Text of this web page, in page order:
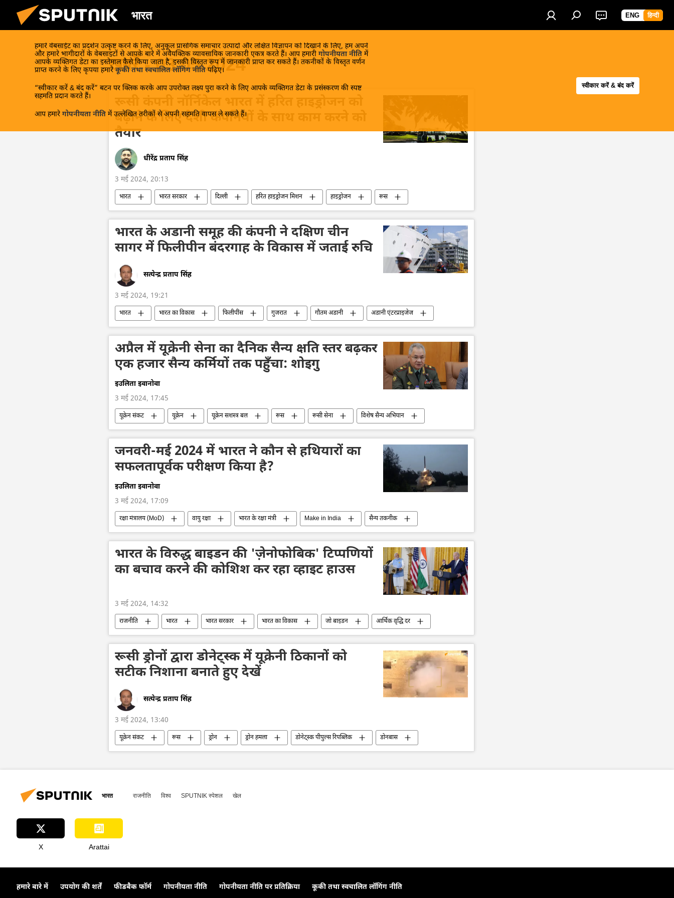
भारत ENG हिन्दी
हमारे वेबसाईट का प्रदर्शन उत्कृष्ट करने के लिए, अनुकूल प्रासंगिक समाचार उत्पादों और लक्षित विज्ञापन को दिखाने के लिए, हम अपने
और हमारे भागीदारों के वेबसाइटों से आपके बारे में अवैयक्तिक व्यावसायिक जानकारी एकत्र करते हैं। आप हमारी गोपनीयता नीति में
आपके व्यक्तिगत डेटा का इस्तेमाल कैसे किया जाता है, इसकी विस्तृत रूप में जानकारी प्राप्त कर सकते हैं। तकनीकों के विस्तृत वर्णन
प्राप्त करने के लिए कृपया हमारे कूकी तथा स्वचालित लॉगिंग नीति पढ़िए।
“स्वीकार करें & बंद करें” बटन पर क्लिक करके आप उपरोक्त लक्ष्य पुरा करने के लिए आपके व्यक्तिगत डेटा के प्रसंस्करण की स्पष्ट
सहमति प्रदान करते हैं।
आप हमारे गोपनीयता नीति में उल्लेखित तरीकों से अपनी सहमति वापस ले सकते हैं।
स्वीकार करें & बंद करें
खबरें - 03.05.2024
बढ़ाने के लिए देशी कंपनियों के साथ काम करने को
तैयार
धीरेंद्र प्रताप सिंह
3 मई 2024, 20:13
भारत भारत सरकार दिल्ली हरित हाइड्रोजन मिशन हाइड्रोजन
रूस
द्विपक्षीय रिश्ते
द्विपक्षीय व्यापार विज्ञान एवं प्रौद्योगिकी तकनीकी विकास भारत-रूस संबंध
भारत के अडानी समूह की कंपनी ने दक्षिण चीन
सागर में फिलीपीन बंदरगाह के विकास में जताई रुचि
सत्येन्द्र प्रताप सिंह
3 मई 2024, 19:21
भारत भारत का विकास फिलीपींस गुजरात गौतम अडानी
अडानी एंटरप्राइजेज
पर्यटन
समुद्री पर्यटन व्यापार गलियारा बिजली हवाई अड्डा
दक्षिण चीन सागर
व्यापार और अर्थव्यवस्था
अप्रैल में यूक्रेनी सेना का दैनिक सैन्य क्षति स्तर बढ़कर
एक हजार सैन्य कर्मियों तक पहुँचा: शोइगु
इउलिता इवानोवा
3 मई 2024, 17:45
यूक्रेन संकट यूक्रेन यूक्रेन सशस्त्र बल रूस रूसी सेना
विशेष सैन्य अभियान
राष्ट्रीय सुरक्षा
रक्षा मंत्रालय (MoD) सर्गेई शोइगू तकनीकी विकास
जनवरी-मई 2024 में भारत ने कौन से हथियारों का
सफलतापूर्वक परीक्षण किया है?
इउलिता इवानोवा
3 मई 2024, 17:09
रक्षा मंत्रालय (MoD) वायु रक्षा भारत के रक्षा मंत्री Make in India
सैन्य तकनीक
तकनीकी विकास
भारत का विकास भारत भारतीय वायुसेना
DRDO
राजनाथ सिंह
रक्षा उत्पादों का निर्यात Explainers
भारत के विरुद्ध बाइडन की 'ज़ेनोफोबिक' टिप्पणियों
का बचाव करने की कोशिश कर रहा व्हाइट हाउस
3 मई 2024, 14:32
राजनीति भारत भारत सरकार भारत का विकास जो बाइडन
आर्थिक वृद्धि दर
आर्थिक संकट
डी-डॉलरकरण अमेरिका विवाद चुनाव 2024 चुनाव
रूसी ड्रोनों द्वारा डोनेट्स्क में यूक्रेनी ठिकानों को
सटीक निशाना बनाते हुए देखें
सत्येन्द्र प्रताप सिंह
3 मई 2024, 13:40
यूक्रेन संकट रूस ड्रोन ड्रोन हमला डोनेट्स्क पीपुल्स रिपब्लिक
डोनबास
यूक्रेन सशस्त्र बल
रूसी सैन्य तकनीक सैन्य तकनीकी सहयोग सैन्य तकनीक
सैन्य प्रौद्योगिकी
भारत राजनीति विश्व SPUTNIK स्पेशल खेल
X Arattai
हमारे बारे में उपयोग की शर्तें फीडबैक फॉर्म गोपनीयता नीति गोपनीयता नीति पर प्रतिक्रिया कूकी तथा स्वचालित लॉगिंग नीति